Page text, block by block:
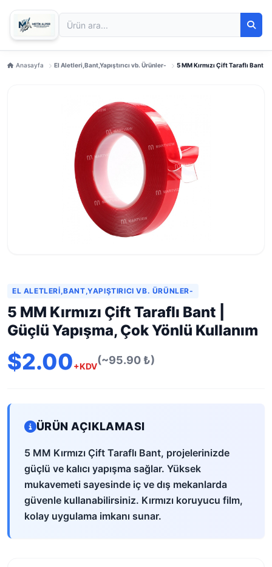
Anasayfa El Aletleri,Bant,Yapıştırıcı vb. Ürünler- 5 MM Kırmızı Çift Taraflı Bant |
EL ALETLERI,BANT,YAPIŞTIRICI VB. ÜRÜNLER-
5 MM Kırmızı Çift Taraflı Bant |
Güçlü Yapışma, Çok Yönlü Kullanım
$2.00+KDV(~95.90 ₺)
ÜRÜN AÇIKLAMASI
5 MM Kırmızı Çift Taraflı Bant, projelerinizde
güçlü ve kalıcı yapışma sağlar. Yüksek
mukavemeti sayesinde iç ve dış mekanlarda
güvenle kullanabilirsiniz. Kırmızı koruyucu film,
kolay uygulama imkanı sunar.